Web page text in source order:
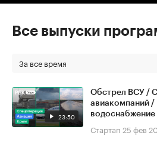
Все выпуски
За все время
23:50
Обстрел ВСУ /
авиакомпаний
водоснабжение
Стартап 25 фев